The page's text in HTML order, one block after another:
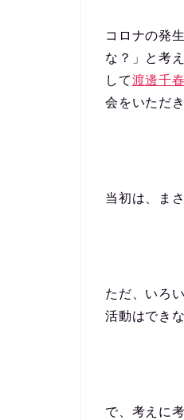
コロナの発
な？」と考
して渡邊千
会をいただ
当初は、ま
ただ、いろ
活動はでき
で、考えに